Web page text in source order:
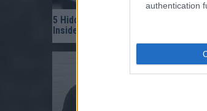
authentication
5 Hidden Signs You Have Worms
Inside Your Body